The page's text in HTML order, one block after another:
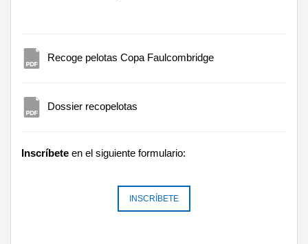
Recoge pelotas Copa Faulcombridge
Dossier recopelotas
Inscríbete en el siguiente formulario:
INSCRÍBETE